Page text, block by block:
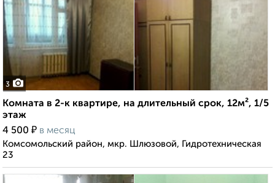
3
Комната в 2-к квартире, на длительный срок, 12м², 1/5
этаж
4 500 ₽ в месяц
Комсомольский район, мкр. Шлюзовой, Гидротехническая
23